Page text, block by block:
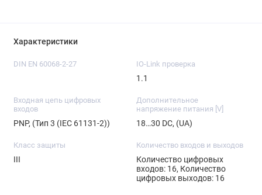
Характеристики
DIN EN 60068-2-27 IO-Link проверка
1.1
Входная цепь цифровых
входов
PNP, (Тип 3 (IEC 61131-2))
Дополнительное
напряжение питания [V]
18…30 DC, (UA)
Класс защиты
III
Количество входов и выходов
Количество цифровых
входов: 16, Количество
цифровых выходов: 16